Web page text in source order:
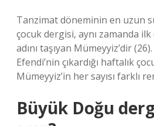
Tanzimat döneminin en uzun
çocuk dergisi, aynı zamanda
adını taşıyan Mümeyyiz’dir (26).
Efendi’nin çıkardığı haftalık
Mümeyyiz’in her sayısı farklı
Büyük Doğu